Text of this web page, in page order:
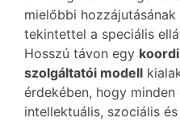
mielőbbi
tekintettel a speciális
Hosszú távon egy
szolgáltatói modell
érdekében, hogy
intellektuális, szociális